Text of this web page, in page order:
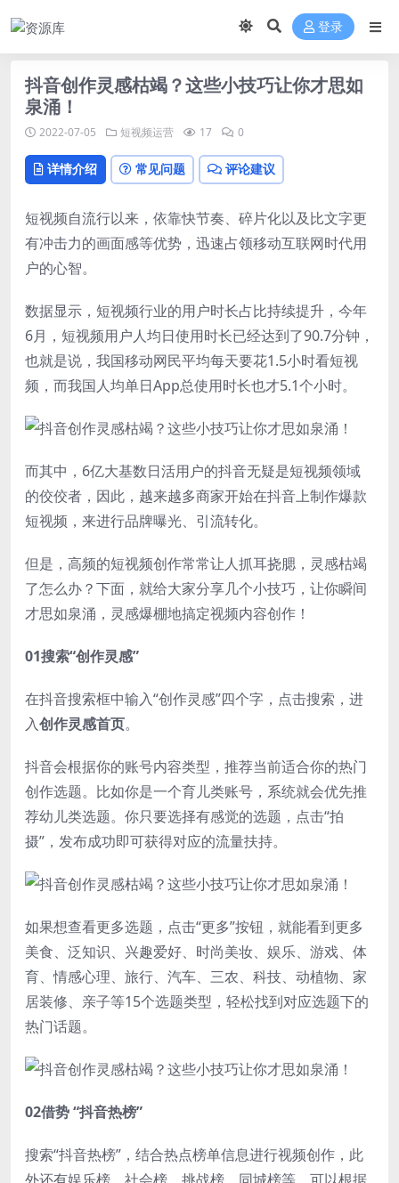
登录
抖音创作灵感枯竭？这些小技巧让你才思如
泉涌！
2022-07-05 短视频运营 17 0
详情介绍 常见问题 评论建议
短视频自流行以来，依靠快节奏、碎片化以及比文字更
有冲击力的画面感等优势，迅速占领移动互联网时代用
户的心智。
数据显示，短视频行业的用户时长占比持续提升，今年
6月，短视频用户人均日使用时长已经达到了90.7分钟，
也就是说，我国移动网民平均每天要花1.5小时看短视
频，而我国人均单日App总使用时长也才5.1个小时。
而其中，6亿大基数日活用户的抖音无疑是短视频领域
的佼佼者，因此，越来越多商家开始在抖音上制作爆款
短视频，来进行品牌曝光、引流转化。
但是，高频的短视频创作常常让人抓耳挠腮，灵感枯竭
了怎么办？下面，就给大家分享几个小技巧，让你瞬间
才思如泉涌，灵感爆棚地搞定视频内容创作！
01搜索“创作灵感”
在抖音搜索框中输入“创作灵感”四个字，点击搜索，进
入创作灵感首页。
抖音会根据你的账号内容类型，推荐当前适合你的热门
创作选题。比如你是一个育儿类账号，系统就会优先推
荐幼儿类选题。你只要选择有感觉的选题，点击“拍
摄”，发布成功即可获得对应的流量扶持。
如果想查看更多选题，点击“更多”按钮，就能看到更多
美食、泛知识、兴趣爱好、时尚美妆、娱乐、游戏、体
育、情感心理、旅行、汽车、三农、科技、动植物、家
居装修、亲子等15个选题类型，轻松找到对应选题下的
热门话题。
02借势 “抖音热榜”
搜索“抖音热榜”，结合热点榜单信息进行视频创作，此